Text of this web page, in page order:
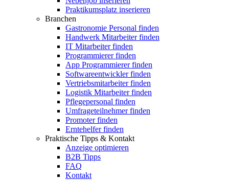
Praktikumsplatz inserieren
Branchen
Gastronomie Personal finden
Handwerk Mitarbeiter finden
IT Mitarbeiter finden
Programmierer finden
App Programmierer finden
Softwareentwickler finden
Vertriebsmitarbeiter finden
Logistik Mitarbeiter finden
Pflegepersonal finden
Umfrageteilnehmer finden
Promoter finden
Erntehelfer finden
Praktische Tipps & Kontakt
Anzeige optimieren
B2B Tipps
FAQ
Kontakt